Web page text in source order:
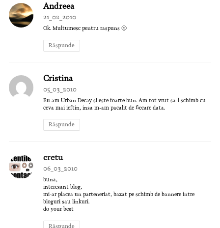
Andreea
21_02_2010
Ok. Multumesc pentru raspuns 🙂
Răspunde
Cristina
05_03_2010
Eu am Urban Decay si este foarte bun. Am tot vrut sa-l schimb cu
ceva mai ieftin, insa m-am pacalit de fiecare data.
Răspunde
cretu
06_03_2010
buna,
interesant blog,
mi-ar placea un parteneriat, bazat pe schimb de bannere intre
bloguri sau linkuri.
do your best
Răspunde